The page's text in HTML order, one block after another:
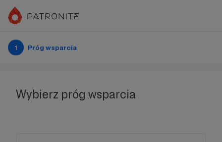
1 Próg wsparcia
Wybierz próg wsparcia